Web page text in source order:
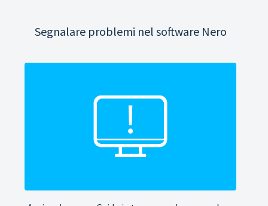
Segnalare problemi nel software Nero